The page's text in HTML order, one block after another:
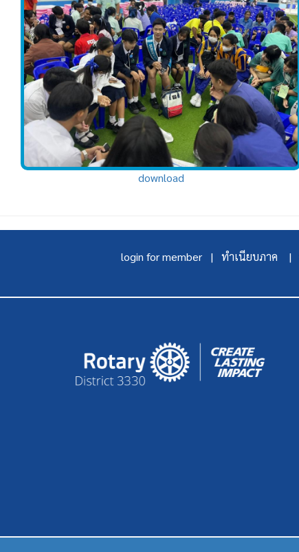
download
login for member | ทำเนียบภาค |